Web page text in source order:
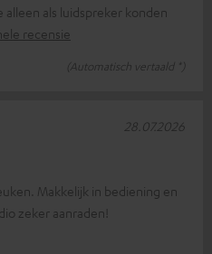
als luidspreker konden
recensie
(Automatisch vertaald *)
Makkelijk in bediening en
zeker aanraden!
28.07.2026